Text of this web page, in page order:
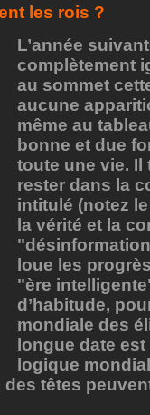
les rois ?
L’année
complètement
au sommet
aucune
même au
bonne et due
toute une vie. Il
rester dans la
intitulé (notez
la vérité et la
loue les
"ère
d’habitude,
mondiale des
longue date
logique
têtes